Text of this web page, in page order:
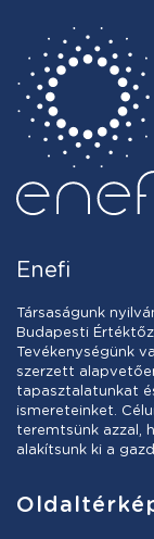
Enefi
Társaságunk
Budapesti
Tevékenységünk
szerzett
tapasztalatunkat
ismereteinket.
teremtsünk azzal,
alakítsunk ki a